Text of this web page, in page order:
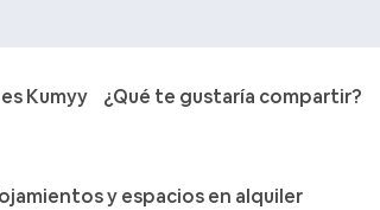
Kumyy ¿Qué te gustaría compartir?
y espacios en alquiler